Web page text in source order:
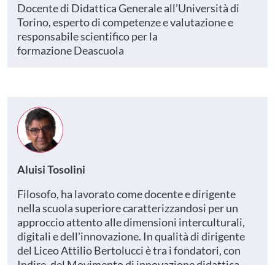
Docente di Didattica Generale all’Università di
Torino, esperto di competenze e valutazione e
responsabile scientifico per la
formazione Deascuola
Aluisi Tosolini
Filosofo, ha lavorato come docente e dirigente
nella scuola superiore caratterizzandosi per un
approccio attento alle dimensioni interculturali,
digitali e dell'innovazione. In qualità di dirigente
del Liceo Attilio Bertolucci è tra i fondatori, con